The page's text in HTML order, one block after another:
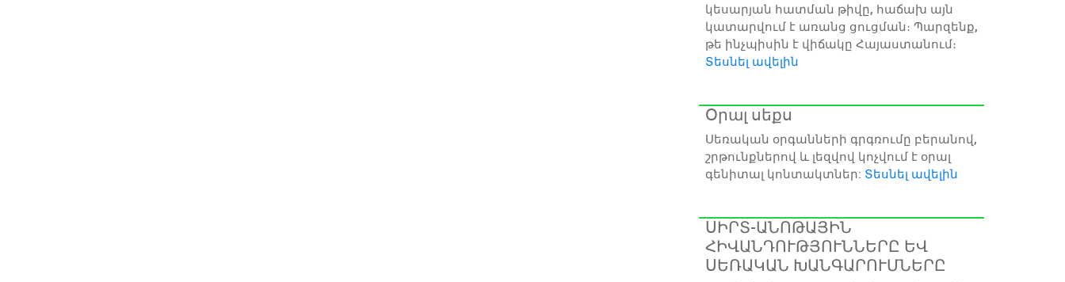
կեսարյան հատման թիվը, հաճախ այն
կատարվում է առանց ցուցման։ Պարզենք,
թե ինչպիսին է վիճակը Հայաստանում։
Տեսնել ավելին
Օրալ սեքս
Սեռական օրգանների գրգռումը բերանով,
շրթունքներով և լեզվով կոչվում է օրալ
գենիտալ կոնտակտներ: Տեսնել ավելին
ՍԻՐՏ-ԱՆՈԹԱՅԻՆ
ՀԻՎԱՆԴՈՒԹՅՈՒՆՆԵՐԸ ԵՎ
ՍԵՌԱԿԱՆ ԽԱՆԳԱՐՈՒՄՆԵՐԸ